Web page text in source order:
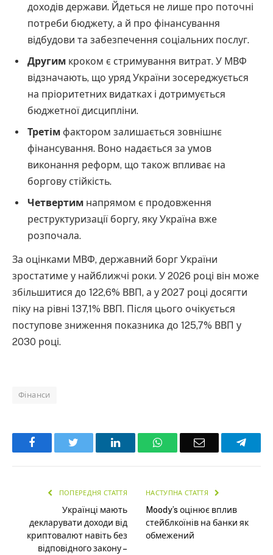
доходів держави. Йдеться не лише про поточні
потреби бюджету, а й про фінансування
відбудови та забезпечення соціальних послуг.
Другим кроком є стримування витрат. У МВФ
відзначають, що уряд України зосереджується
на пріоритетних видатках і дотримується
бюджетної дисципліни.
Третім фактором залишається зовнішнє
фінансування. Воно надається за умов
виконання реформ, що також впливає на
боргову стійкість.
Четвертим напрямом є продовження
реструктуризації боргу, яку Україна вже
розпочала.
За оцінками МВФ, державний борг України
зростатиме у найближчі роки. У 2026 році він може
збільшитися до 122,6% ВВП, а у 2027 році досягти
піку на рівні 137,1% ВВП. Після цього очікується
поступове зниження показника до 125,7% ВВП у
2030 році.
Фінанси
Facebook LinkedInWhatsAppEmail
ПОПЕРЕДНЯ СТАТТЯ
Українці мають
декларувати доходи від
криптовалют навіть без
відповідного закону –
НАСТУПНА СТАТТЯ
Moody’s оцінює вплив
стейблкоїнів на банки як
обмежений